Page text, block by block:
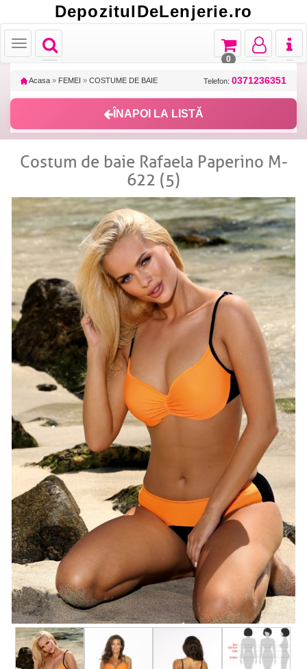
DepozitulDeLenjerie.ro
Toggle
navigation
Toggle
Toggle
navigation
Toggle
navigation
Toggle
navigation
0
Acasa » FEMEI » COSTUME DE BAIE Telefon: 0371236351
ÎNAPOI LA LISTĂ
Costum de baie Rafaela Paperino M-
622 (5)